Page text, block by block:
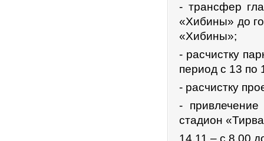
- трансфер
«Хибины» до
«Хибины»;
- расчистку
период с 13 по
- расчистку
-
стадион
14.11 – с 8.00